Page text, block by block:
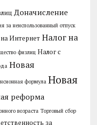
Доначисление
за неиспользованный отпуск
Интернет Налог на
физлиц Налог с
Новая
формула Новая
реформа
возраста Торговый сбор
за